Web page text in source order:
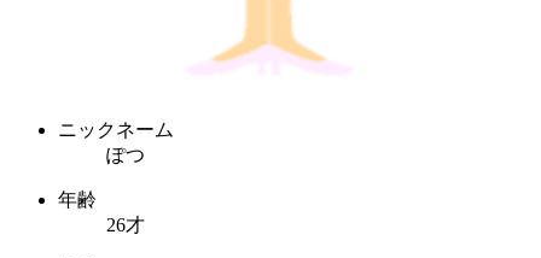
ニックネーム
ぽつ
年齢
26才